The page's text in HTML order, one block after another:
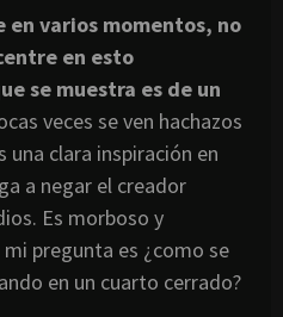
en varios momentos, no
en esto
se muestra es de un
veces se ven hachazos
una clara inspiración en
a negar el creador
Es morboso y
pregunta es ¿como se
en un cuarto cerrado?